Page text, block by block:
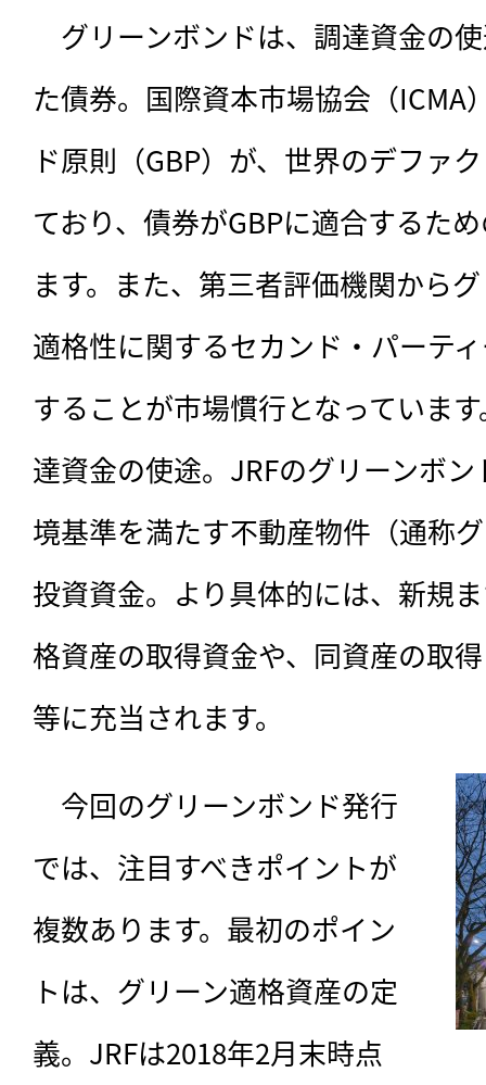
グリーンボンドは、調達資金の
た債券。国際資本市場協会（ICMA
ド原則（GBP）が、世界のデファ
ており、債券がGBPに適合するた
ます。また、第三者評価機関から
適格性に関するセカンド・パーテ
することが市場慣行となっていま
達資金の使途。JRFのグリーンボ
境基準を満たす不動産物件（通称
投資資金。より具体的には、新規
格資産の取得資金や、同資産の取
等に充当されます。
今回のグリーンボンド発行
では、注目すべきポイントが
複数あります。最初のポイン
トは、グリーン適格資産の定
義。JRFは2018年2月末時点